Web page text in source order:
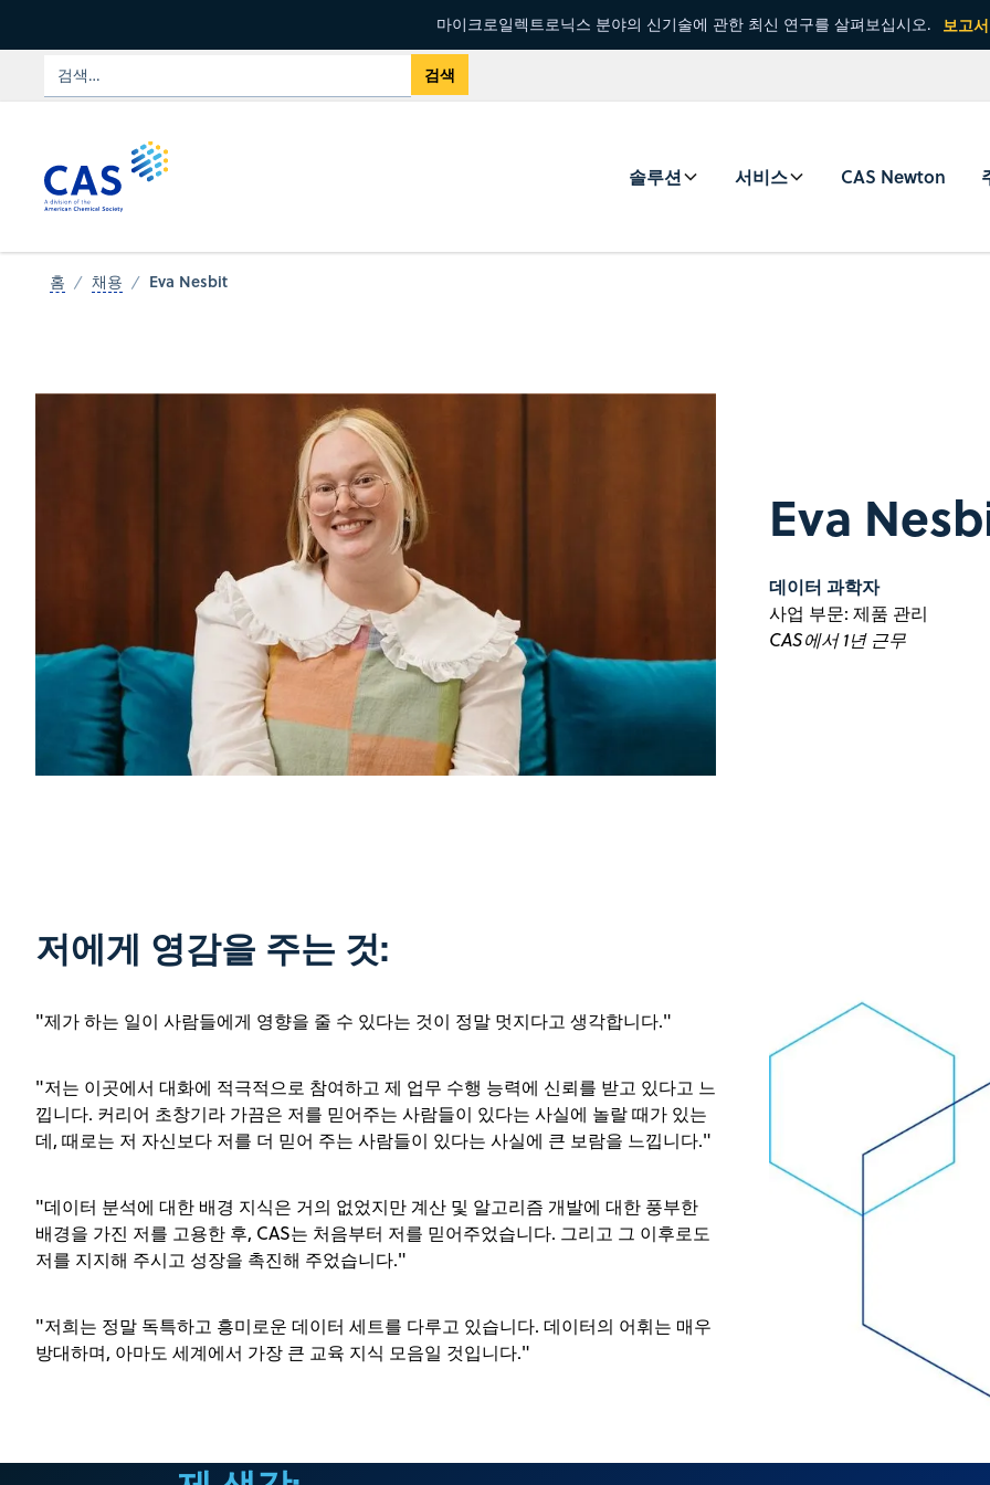
마이크로일렉트로닉스 분야의 신기술에 관한 최신 연구를 살펴보십시오. 보고
솔루션 서비스 CAS Newton
홈 채용 Eva Nesbit
Eva
데이터 과학자
사업 부문: 제품 관리
CAS에서 1년 근무
저에게 영감을 주는 것:
"제가 하는 일이 사람들에게 영향을 줄 수 있다는 것이 정말 멋지다고 생각합니다."
"저는 이곳에서 대화에 적극적으로 참여하고 제 업무 수행 능력에 신뢰를 받고 있다고 느
낍니다. 커리어 초창기라 가끔은 저를 믿어주는 사람들이 있다는 사실에 놀랄 때가 있는
데, 때로는 저 자신보다 저를 더 믿어 주는 사람들이 있다는 사실에 큰 보람을 느낍니다."
"데이터 분석에 대한 배경 지식은 거의 없었지만 계산 및 알고리즘 개발에 대한 풍부한
배경을 가진 저를 고용한 후, CAS는 처음부터 저를 믿어주었습니다. 그리고 그 이후로도
저를 지지해 주시고 성장을 촉진해 주었습니다."
"저희는 정말 독특하고 흥미로운 데이터 세트를 다루고 있습니다. 데이터의 어휘는 매우
방대하며, 아마도 세계에서 가장 큰 교육 지식 모음일 것입니다."